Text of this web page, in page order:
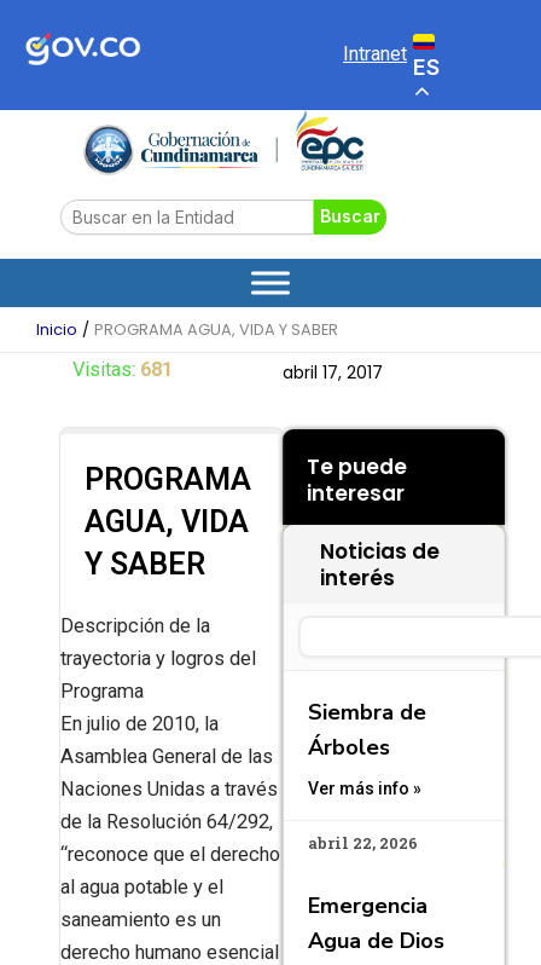
Intranet
ES
Search Buscar
Inicio PROGRAMA AGUA, VIDA Y SABER
abril 17, 2017
Te puede
interesar
Noticias de
interés
Siembra de
Árboles
Ver más info »
abril 22, 2026
Emergencia
Agua de Dios
Visitas: 681
PROGRAMA
AGUA, VIDA
Y SABER
Descripción de la
trayectoria y logros del
Programa
En julio de 2010, la
Asamblea General de las
Naciones Unidas a través
de la Resolución 64/292,
“reconoce que el derecho
al agua potable y el
saneamiento es un
derecho humano esencial